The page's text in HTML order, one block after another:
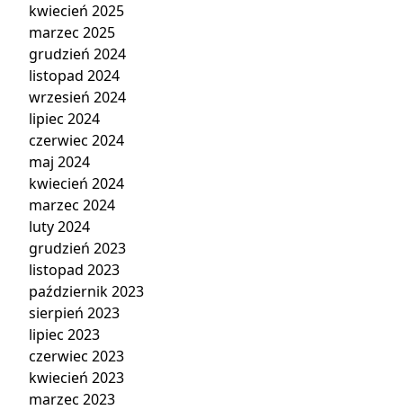
kwiecień 2025
marzec 2025
grudzień 2024
listopad 2024
wrzesień 2024
lipiec 2024
czerwiec 2024
maj 2024
kwiecień 2024
marzec 2024
luty 2024
grudzień 2023
listopad 2023
październik 2023
sierpień 2023
lipiec 2023
czerwiec 2023
kwiecień 2023
marzec 2023